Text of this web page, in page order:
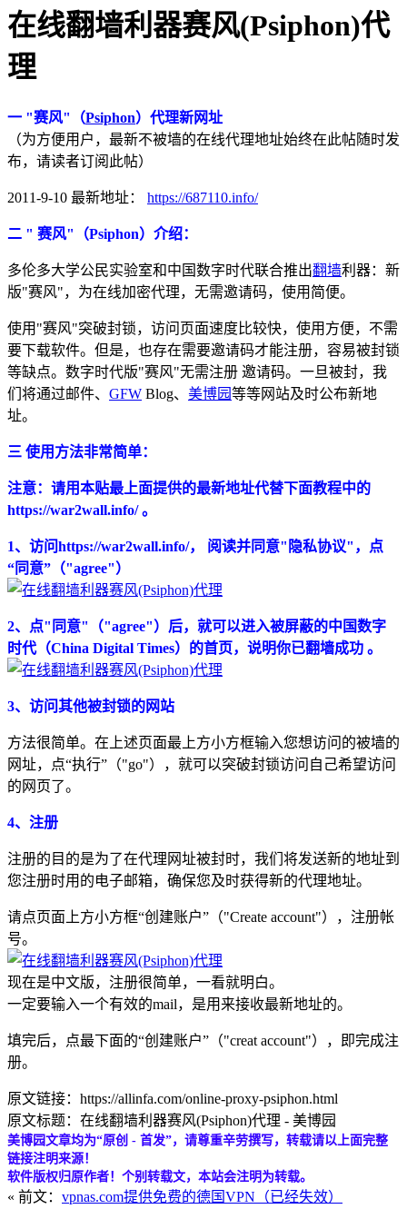
在线翻墙利器赛风(Psiphon)代
理
一 "赛风"（Psiphon）代理新网址
（为方便用户，最新不被墙的在线代理地址始终在此帖随时发
布，请读者订阅此帖）
2011-9-10 最新地址： https://687110.info/
二 " 赛风"（Psiphon）介绍：
多伦多大学公民实验室和中国数字时代联合推出翻墙利器：新
版"赛风"，为在线加密代理，无需邀请码，使用简便。
使用"赛风"突破封锁，访问页面速度比较快，使用方便，不需
要下载软件。但是，也存在需要邀请码才能注册，容易被封锁
等缺点。数字时代版"赛风"无需注册 邀请码。一旦被封，我
们将通过邮件、 GFW Blog、 美博园等等网站及时公布新地
址。
三 使用方法非常简单：
注意：请用本贴最上面提供的最新地址代替下面教程中的
https://war2wall.info/ 。
1、访问https://war2wall.info/， 阅读并同意"隐私协议"，点
“同意”（"agree"）
2、点"同意"（"agree"）后，就可以进入被屏蔽的中国数字
时代（China Digital Times）的首页，说明你已翻墙成功 。
3、访问其他被封锁的网站
方法很简单。在上述页面最上方小方框输入您想访问的被墙的
网址，点“执行”（"go"），就可以突破封锁访问自己希望访问
的网页了。
4、注册
注册的目的是为了在代理网址被封时，我们将发送新的地址到
您注册时用的电子邮箱，确保您及时获得新的代理地址。
请点页面上方小方框“创建账户”（"Create account"），注册帐
号。
现在是中文版，注册很简单，一看就明白。
一定要输入一个有效的mail，是用来接收最新地址的。
填完后，点最下面的“创建账户”（"creat account"），即完成注
册。
原文链接：https://allinfa.com/online-proxy-psiphon.html
原文标题：在线翻墙利器赛风(Psiphon)代理 - 美博园
美博园文章均为“原创 - 首发”，请尊重辛劳撰写，转载请以上面完整
链接注明来源！
软件版权归原作者！个别转载文，本站会注明为转载。
« 前文： vpnas.com提供免费的德国VPN（已经失效）